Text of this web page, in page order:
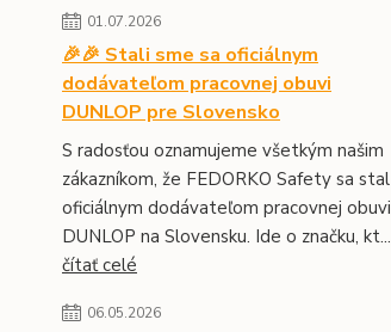
01.07.2026
🎉🎉 Stali sme sa oficiálnym
dodávateľom pracovnej obuvi
DUNLOP pre Slovensko
S radosťou oznamujeme všetkým našim
zákazníkom, že FEDORKO Safety sa stal
oficiálnym dodávateľom pracovnej obuvi
DUNLOP na Slovensku. Ide o značku, kt...
čítať celé
06.05.2026